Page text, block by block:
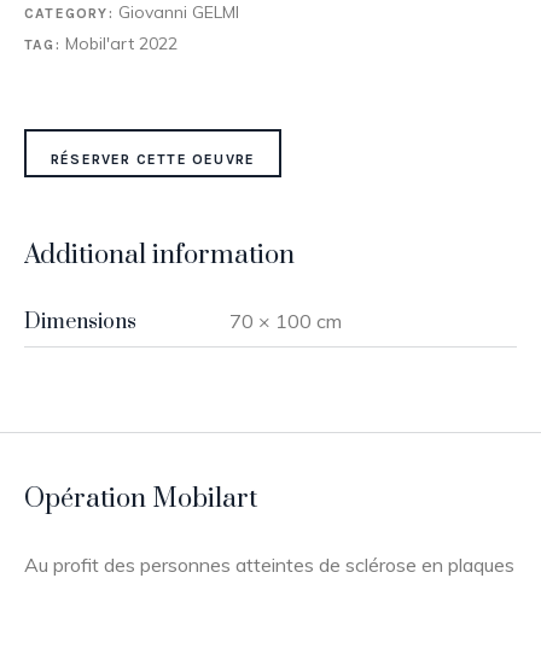
CATEGORY: Giovanni GELMI
TAG: Mobil'art 2022
RÉSERVER CETTE OEUVRE
Additional information
Dimensions 70 × 100 cm
Opération Mobilart
Au profit des personnes atteintes de sclérose en plaques